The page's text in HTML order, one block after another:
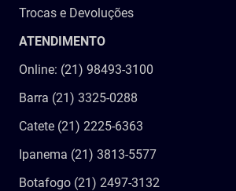
Trocas e Devoluções
ATENDIMENTO
Online: (21) 98493-3100
Barra (21) 3325-0288
Catete (21) 2225-6363
Ipanema (21) 3813-5577
Botafogo (21) 2497-3132